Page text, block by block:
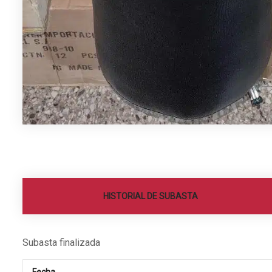
HISTORIAL DE SUBASTA
Subasta finalizada